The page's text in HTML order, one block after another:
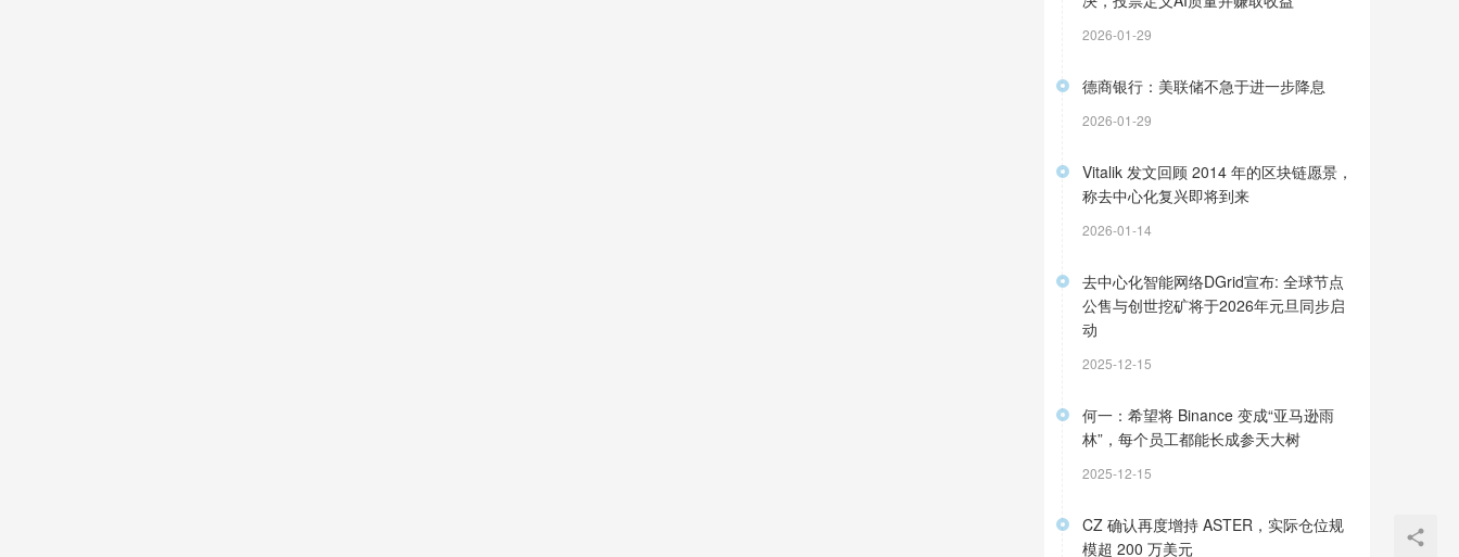
2026-01-29
德商银行：美联储不急于进一步降息
2026-01-29
Vitalik 发文回顾 2014 年的区块链愿景，
称去中心化复兴即将到来
2026-01-14
去中心化智能网络DGrid宣布: 全球节点
公售与创世挖矿将于2026年元旦同步启
动
2025-12-15
何一：希望将 Binance 变成“亚马逊雨
林”，每个员工都能长成参天大树
2025-12-15
CZ 确认再度增持 ASTER，实际仓位规
模超 200 万美元